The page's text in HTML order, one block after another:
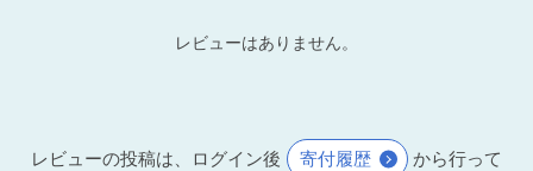
レビューはありません。
レビューの投稿は、ログイン後 寄付履歴
から行って